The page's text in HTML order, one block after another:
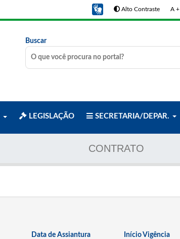
Alto Contraste A +
Buscar
LEGISLAÇÃO SECRETARIA/DEPAR.
CONTRATO
Data de Assiantura Início Vigência